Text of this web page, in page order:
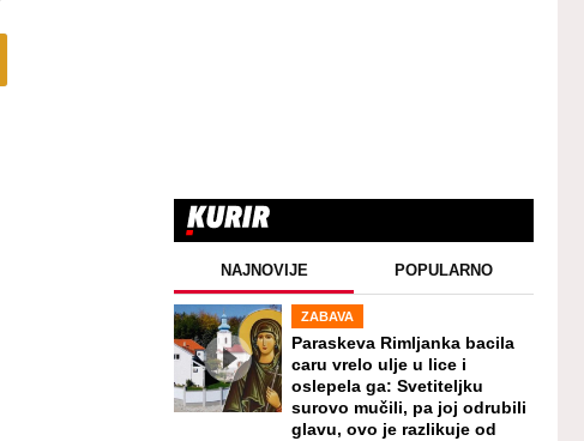
NAJNOVIJE POPULARNO
ZABAVA
Paraskeva Rimljanka bacila
caru vrelo ulje u lice i
oslepela ga: Svetiteljku
surovo mučili, pa joj odrubili
glavu, ovo je razlikuje od